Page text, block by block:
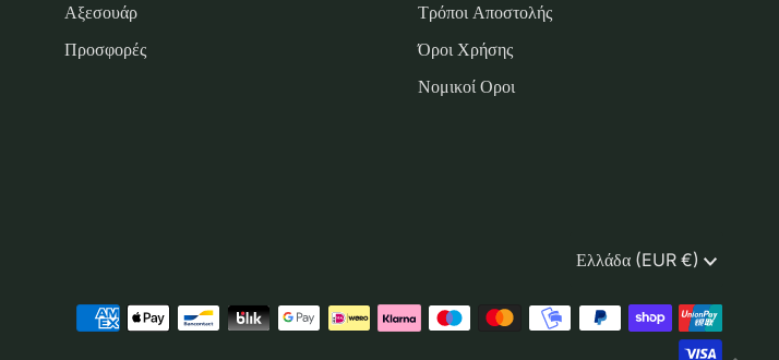
Αξεσουάρ
Προσφορές
Τρόποι Αποστολής
Όροι Χρήσης
Νομικοί Οροι
Νόμισμα
Ελλάδα (EUR €)